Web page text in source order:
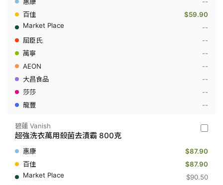
漂
丸
$59.90
--
--
--
--
--
--
--
碧
Vanish
-
超
洗
碧蓮 Vanish
超強洗衣萬用殺菌去漬霸 800克
$87.90
$87.90
$90.50